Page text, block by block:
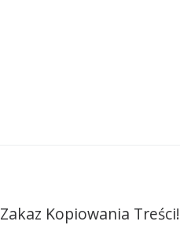
Zakaz Kopiowania Treści!